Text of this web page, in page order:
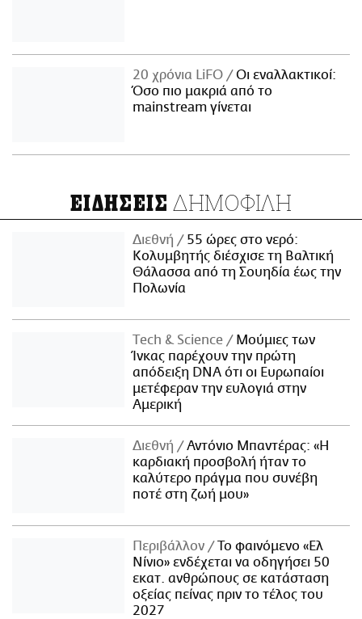
20 χρόνια LiFO
Οι εναλλακτικοί:
Όσο πιο μακριά από το
mainstream γίνεται
ΕΙΔΗΣΕΙΣ ΔΗΜΟΦΙΛΗ
Διεθνή
55 ώρες στο νερό:
Κολυμβητής διέσχισε τη Βαλτική
Θάλασσα από τη Σουηδία έως την
Πολωνία
Τech & Science
Μούμιες των
Ίνκας παρέχουν την πρώτη
απόδειξη DNA ότι οι Ευρωπαίοι
μετέφεραν την ευλογιά στην
Αμερική
Διεθνή
Αντόνιο Μπαντέρας: «Η
καρδιακή προσβολή ήταν το
καλύτερο πράγμα που συνέβη
ποτέ στη ζωή μου»
Περιβάλλον
Το φαινόμενο «Ελ
Νίνιο» ενδέχεται να οδηγήσει 50
εκατ. ανθρώπους σε κατάσταση
οξείας πείνας πριν το τέλος του
2027